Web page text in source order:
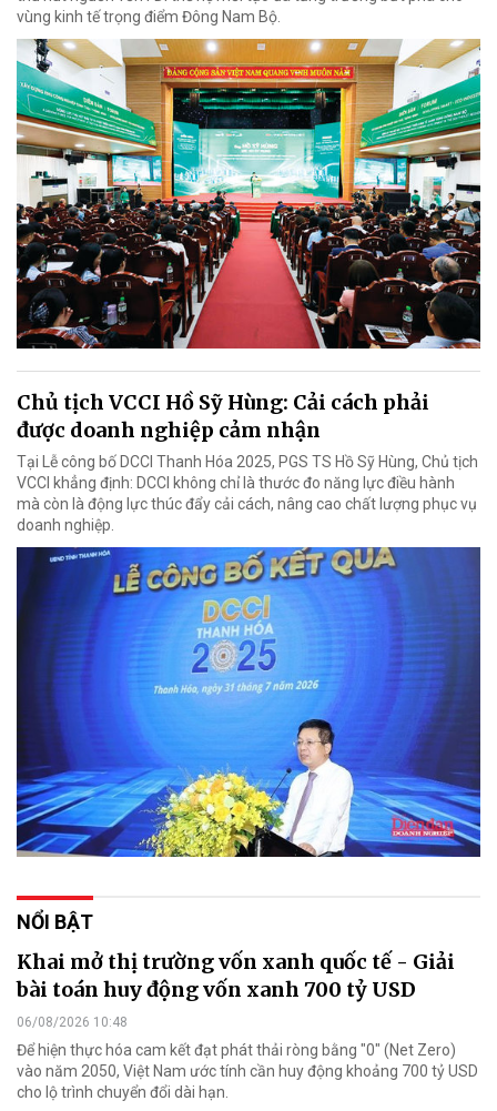
vùng kinh tế trọng điểm Đông Nam Bộ.
Chủ tịch VCCI Hồ Sỹ Hùng: Cải cách phải
được doanh nghiệp cảm nhận
Tại Lễ công bố DCCI Thanh Hóa 2025, PGS TS Hồ Sỹ Hùng, Chủ tịch
VCCI khẳng định: DCCI không chỉ là thước đo năng lực điều hành
mà còn là động lực thúc đẩy cải cách, nâng cao chất lượng phục vụ
doanh nghiệp.
NỔI BẬT
Khai mở thị trường vốn xanh quốc tế - Giải
bài toán huy động vốn xanh 700 tỷ USD
06/08/2026 10:48
Để hiện thực hóa cam kết đạt phát thải ròng bằng "0" (Net Zero)
vào năm 2050, Việt Nam ước tính cần huy động khoảng 700 tỷ USD
cho lộ trình chuyển đổi dài hạn.